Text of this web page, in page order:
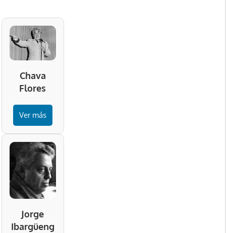
Chava
Flores
Ver más
Jorge
Ibargüeng